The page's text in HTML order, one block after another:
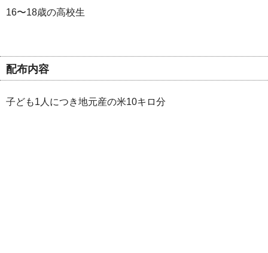
16〜18歳の高校生
配布内容
子ども1人につき地元産の米10キロ分